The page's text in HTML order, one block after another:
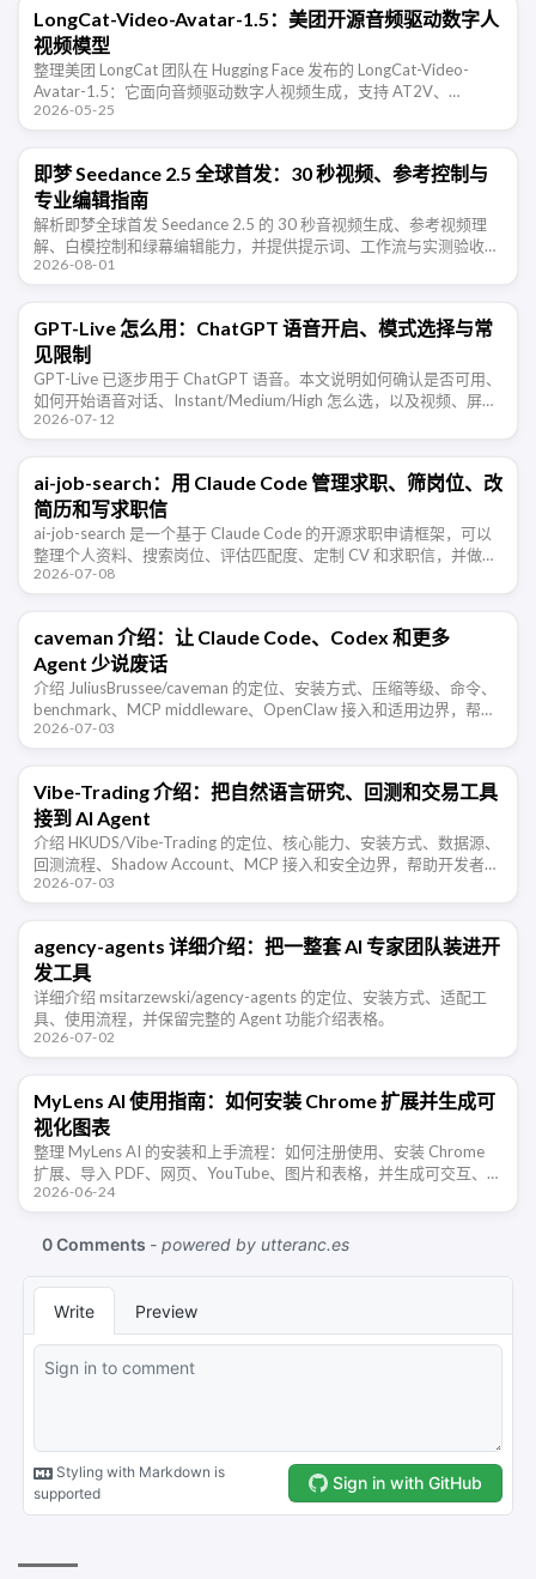
LongCat-Video-Avatar-1.5：美团开源音频驱动数字人
视频模型
整理美团 LongCat 团队在 Hugging Face 发布的 LongCat-Video-
Avatar-1.5：它面向音频驱动数字人视频生成，支持 AT2V、
ATI2V、视频续写、单人和多人音频 …
2026-05-25
即梦 Seedance 2.5 全球首发：30 秒视频、参考控制与
专业编辑指南
解析即梦全球首发 Seedance 2.5 的 30 秒音视频生成、参考视频理
解、白模控制和绿幕编辑能力，并提供提示词、工作流与实测验收方
法。
2026-08-01
GPT-Live 怎么用：ChatGPT 语音开启、模式选择与常
见限制
GPT-Live 已逐步用于 ChatGPT 语音。本文说明如何确认是否可用、
如何开始语音对话、Instant/Medium/High 怎么选，以及视频、屏幕
共享和语言体验等限制。
2026-07-12
ai-job-search：用 Claude Code 管理求职、筛岗位、改
简历和写求职信
ai-job-search 是一个基于 Claude Code 的开源求职申请框架，可以
整理个人资料、搜索岗位、评估匹配度、定制 CV 和求职信，并做
ATS 可读性检查。
2026-07-08
caveman 介绍：让 Claude Code、Codex 和更多
Agent 少说废话
介绍 JuliusBrussee/caveman 的定位、安装方式、压缩等级、命令、
benchmark、MCP middleware、OpenClaw 接入和适用边界，帮助
开发者判断这类 Agent …
2026-07-03
Vibe-Trading 介绍：把自然语言研究、回测和交易工具
接到 AI Agent
介绍 HKUDS/Vibe-Trading 的定位、核心能力、安装方式、数据源、
回测流程、Shadow Account、MCP 接入和安全边界，帮助开发者判
断它适合哪些交易研究场景。
2026-07-03
agency-agents 详细介绍：把一整套 AI 专家团队装进开
发工具
详细介绍 msitarzewski/agency-agents 的定位、安装方式、适配工
具、使用流程，并保留完整的 Agent 功能介绍表格。
2026-07-02
MyLens AI 使用指南：如何安装 Chrome 扩展并生成可
视化图表
整理 MyLens AI 的安装和上手流程：如何注册使用、安装 Chrome
扩展、导入 PDF、网页、YouTube、图片和表格，并生成可交互、可
追溯来源的 AI 可视化图表。
2026-06-24